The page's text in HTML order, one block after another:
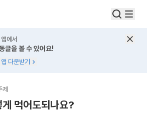
에서
글을 볼 수 있어요!
다운받기
먹어도되나요?